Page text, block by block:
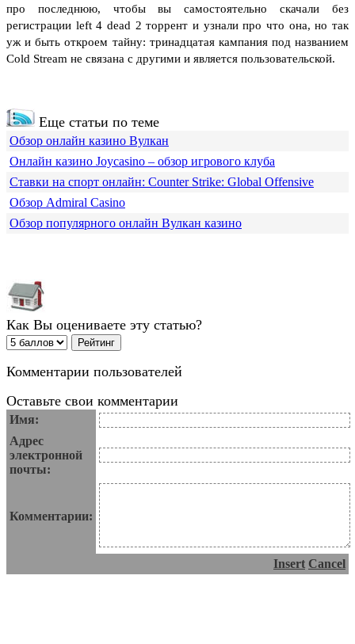
про последнюю, чтобы вы самостоятельно скачали без
регистрации left 4 dead 2 торрент и узнали про что она, но так
уж и быть откроем тайну: тринадцатая кампания под названием
Cold Stream не связана с другими и является пользовательской.
Еще статьи по теме
Обзор онлайн казино Вулкан
Онлайн казино Joycasino – обзор игрового клуба
Ставки на спорт онлайн: Counter Strike: Global Offensive
Обзор Admiral Casino
Обзор популярного онлайн Вулкан казино
Как Вы оцениваете эту статью?
Комментарии пользователей
Оставьте свои комментарии
Имя:
Адрес
электронной
почты:
Комментарии:
Insert Cancel